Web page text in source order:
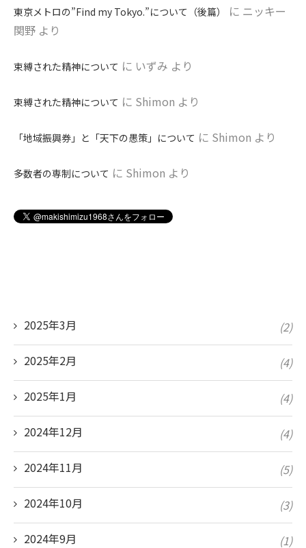
東京メトロの”Find my Tokyo.”について（後篇） に ニッキー
関野 より
束縛された精神について に いずみ より
束縛された精神について に Shimon より
「地域振興券」と「天下の愚策」について に Shimon より
多数者の専制について に Shimon より
2025年3月 (2)
2025年2月 (4)
2025年1月 (4)
2024年12月 (4)
2024年11月 (5)
2024年10月 (3)
2024年9月 (1)